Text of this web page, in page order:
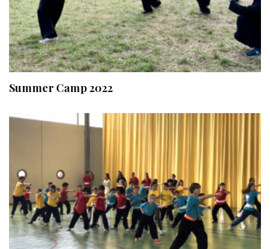
Summer Camp 2022